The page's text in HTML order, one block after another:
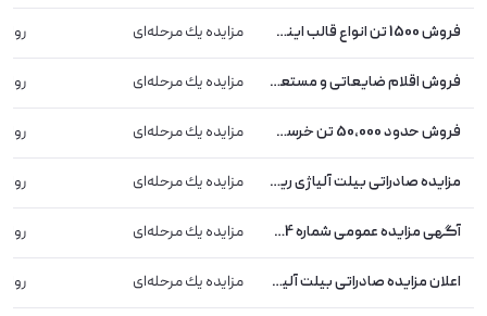
فروش 1500 تن انواع قالب اینگات 1، 2 و 3 تنی (تمدید شد) مزایده یك مرحله‌ای
فروش اقلام ضایعاتی و مستعمل مزایده یك مرحله‌ای
فروش حدود 50،000 تن خرسک فوق سنگین و 40،000 تن ته تاندیش مزایده یك مرحله‌ای
مزایده صادراتی بیلت آلیاژی ریخته‌گری مداوم شرکت فولاد آلیاژی ایران مزایده یك مرحله‌ای
آگهی مزایده عمومی شماره 004/ف/ز/1404 الی 009/ف/ز/1404 مزایده یك مرحله‌ای
اعلان مزایده صادراتی بیلت آلیاژی ریخته‌گری مداوم شرکت فولاد آلیاژی ایران مزایده یك مرحله‌ای